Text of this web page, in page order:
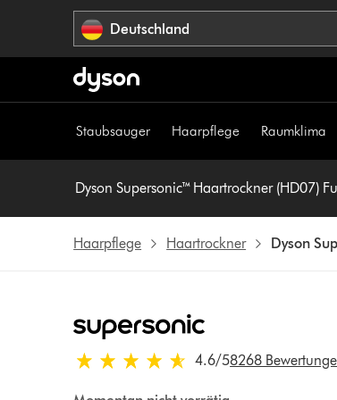
Deutschland
Staubsauger Haarpflege Raumklima
Dyson Supersonic™ Haartrockner (HD07)
Haarpflege Haartrockner Dyson
4.6 von 5 Sternen in 8268 Bewertungen
4.6/58268